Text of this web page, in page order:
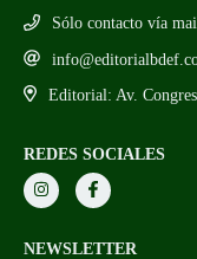
Sólo contacto vía
Editorial: Av.
REDES SOCIALES
NEWSLETTER